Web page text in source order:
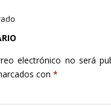
electrónico no será
con *